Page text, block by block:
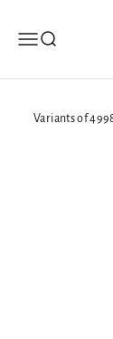
ÖppnaÖppna sök
Variants of